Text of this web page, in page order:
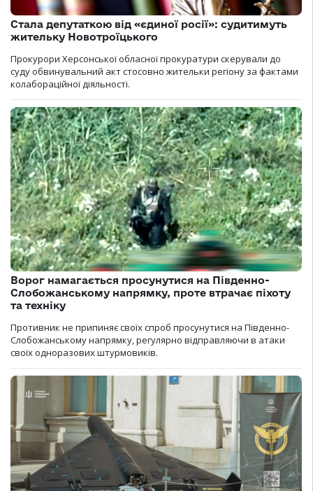
Стала депутаткою від «єдиної росії»: судитимуть
жительку Новотроїцького
Прокурори Херсонської обласної прокуратури скерували до
суду обвинувальний акт стосовно жительки регіону за фактами
колабораційної діяльності.
Ворог намагається просунутися на Південно-
Слобожанському напрямку, проте втрачає піхоту
та техніку
Противник не припиняє своїх спроб просунутися на Південно-
Слобожанському напрямку, регулярно відправляючи в атаки
своїх одноразових штурмовиків.